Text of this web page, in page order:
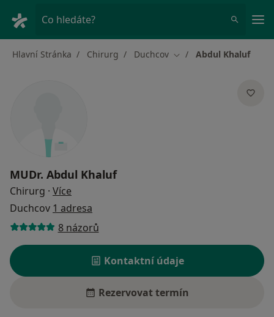
Co hledáte?
Hlavní Stránka Chirurg Duchcov Změna města
Abdul Khaluf
MUDr. Abdul Khaluf
Chirurg · Více
Duchcov 1 adresa
8 názorů
Kontaktní údaje
Rezervovat termín